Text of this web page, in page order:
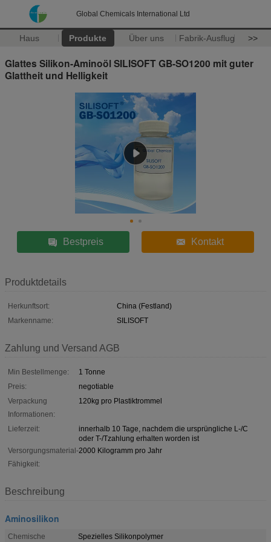
Global Chemicals International Ltd
Haus Produkte Über uns Fabrik-Ausflug >>
Glattes Silikon-Aminoöl SILISOFT GB-SO1200 mit guter
Glattheit und Helligkeit
Bestpreis Kontakt
Produktdetails
Herkunftsort:
China (Festland)
Markenname:
SILISOFT
Zahlung und Versand AGB
Min Bestellmenge:
1 Tonne
Preis:
negotiable
Verpackung
Informationen:
120kg pro Plastiktrommel
Lieferzeit:
innerhalb 10 Tage, nachdem die ursprüngliche L-/C
oder T-/Tzahlung erhalten worden ist
Versorgungsmaterial-
Fähigkeit:
2000 Kilogramm pro Jahr
Beschreibung
Aminosilikon
Chemische
Spezielles Silikonpolymer